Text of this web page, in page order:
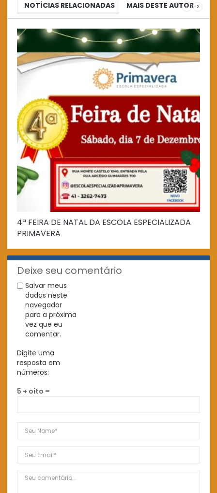
NOTÍCIAS RELACIONADAS MAIS DESTE AUTOR
4ª FEIRA DE NATAL DA ESCOLA ESPECIALIZADA
PRIMAVERA
Deixe seu comentário
Salvar meus
dados neste
navegador
para a próxima
vez que eu
comentar.
Digite uma
resposta em
números:
5 + oito =